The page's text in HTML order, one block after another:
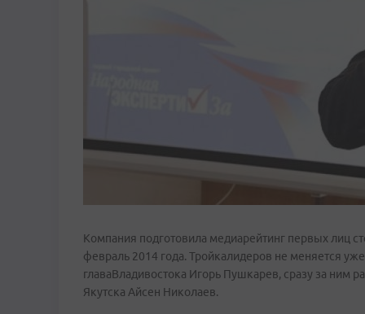
Компания подготовила медиарейтинг первых лиц
февраль 2014 года. Тройкалидеров не меняется
главаВладивостока Игорь Пушкарев, сразу за ним
Якутска Айсен Николаев.